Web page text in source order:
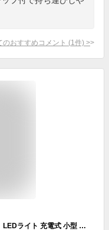
のおすすめコメント (1 件) >
【12/25限定！抽選で100％ポイント還元 】LEDライト 充電式 小型 懐中電灯 LED USB 防水 IPX4 最大180ルーメン ハンディライト COBチップ マグネット 吊り下げフック内蔵 防災 ミニ キャンプ アウトドア